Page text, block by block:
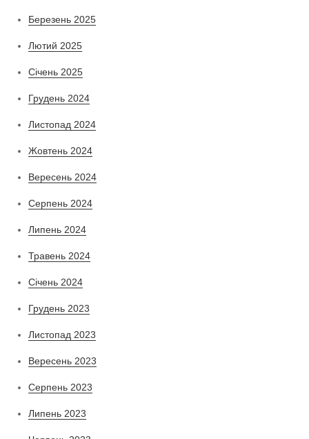
Березень 2025
Лютий 2025
Січень 2025
Грудень 2024
Листопад 2024
Жовтень 2024
Вересень 2024
Серпень 2024
Липень 2024
Травень 2024
Січень 2024
Грудень 2023
Листопад 2023
Вересень 2023
Серпень 2023
Липень 2023